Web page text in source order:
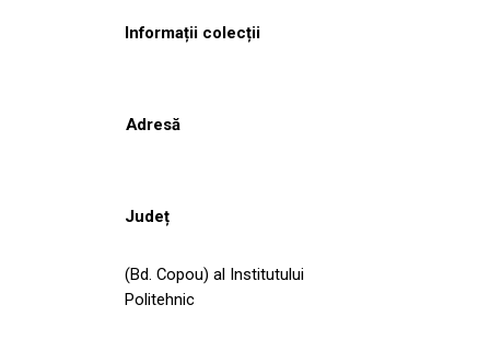
Informații colecții
Adresă
Județ
(Bd. Copou) al Institutului
Politehnic